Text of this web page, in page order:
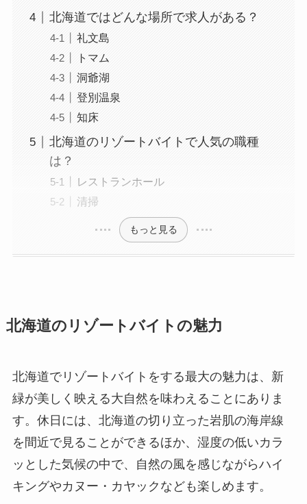
北海道ではどんな場所で求人がある？
礼文島
トマム
洞爺湖
登別温泉
知床
北海道のリゾートバイトで人気の職種
は？
レストランホール
清掃
もっと見る
北海道のリゾートバイトの魅力
北海道でリゾートバイトをする最大の魅力は、新
緑が美しく映える大自然を味わえることにありま
す。休日には、北海道の切り立った岩肌の海岸線
を間近で見ることができるほか、湿度の低いカラ
ッとした気候の中で、自然の風を感じながらハイ
キングやカヌー・カヤックなども楽しめます。